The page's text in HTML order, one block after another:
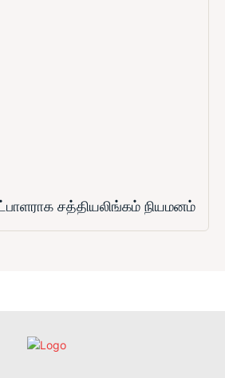
சத்தியலிங்கம் நியமனம்